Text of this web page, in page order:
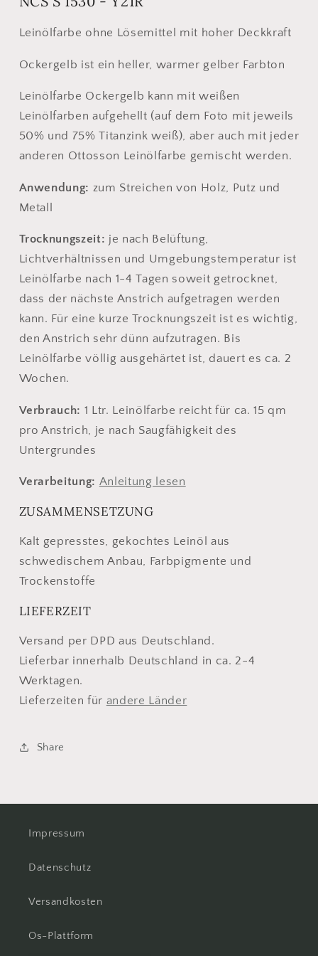
Leinölfarbe ohne Lösemittel mit hoher Deckkraft
Ockergelb ist ein heller, warmer gelber Farbton
Leinölfarbe Ockergelb kann mit weißen
Leinölfarben aufgehellt (auf dem Foto mit jeweils
50% und 75% Titanzink weiß), aber auch mit jeder
anderen Ottosson Leinölfarbe gemischt werden.
Anwendung: zum Streichen von Holz, Putz und
Metall
Trocknungszeit: je nach Belüftung,
Lichtverhältnissen und Umgebungstemperatur ist
Leinölfarbe nach 1-4 Tagen soweit getrocknet,
dass der nächste Anstrich aufgetragen werden
kann. Für eine kurze Trocknungszeit ist es wichtig,
den Anstrich sehr dünn aufzutragen. Bis
Leinölfarbe völlig ausgehärtet ist, dauert es ca. 2
Wochen.
Verbrauch: 1 Ltr. Leinölfarbe reicht für ca. 15 qm
pro Anstrich, je nach Saugfähigkeit des
Untergrundes
Verarbeitung: Anleitung lesen
ZUSAMMENSETZUNG
Kalt gepresstes, gekochtes Leinöl aus
schwedischem Anbau, Farbpigmente und
Trockenstoffe
LIEFERZEIT
Versand per DPD aus Deutschland.
Lieferbar innerhalb Deutschland in ca. 2-4
Werktagen.
Lieferzeiten für andere Länder
Share
Impressum
Datenschutz
Versandkosten
Os-Plattform